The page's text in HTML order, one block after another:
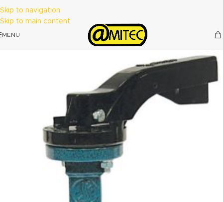
Skip to navigation
Skip to main content
MENU